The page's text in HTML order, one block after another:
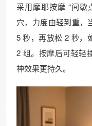
采用摩耶按摩 “间歇
穴，力度由轻到重，
5 秒，再放松 2 秒，
2 组。按摩后可轻轻
神效果更持久。​